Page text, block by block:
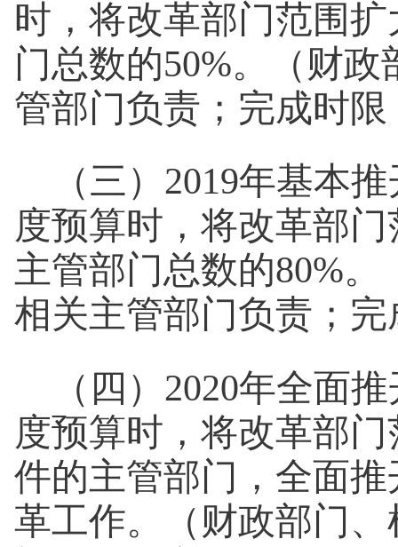
时，将改革部门范围
门总数的50%。（财
管部门负责；完成时限
（三）2019年基本
度预算时，将改革部
主管部门总数的80%
相关主管部门负责；完
（四）2020年全面
度预算时，将改革部
件的主管部门，全面
革工作。（财政部门